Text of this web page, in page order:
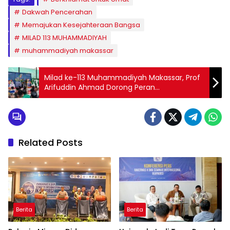
Dakwah Pencerahan
Memajukan Kesejahteraan Bangsa
MILAD 113 MUHAMMADIYAH
muhammadiyah makassar
Milad ke-113 Muhammadiyah Makassar, Prof
Arifuddin Ahmad Dorong Peran
Persyarikatan Majukan Kesejahteraan
Related Posts
Berita Berita